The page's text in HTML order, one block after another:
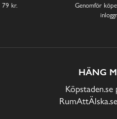
79 kr.
Genomför
HÄNG
Köpstaden.se